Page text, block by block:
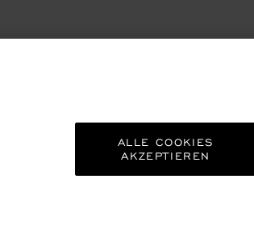
ALLE COOKIES
AKZEPTIEREN